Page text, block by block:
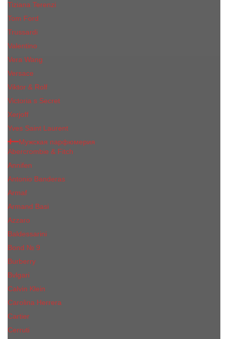
Tiziana Terenzi
Tom Ford
Trussardi
Valentino
Vera Wang
Versace
Viktor & Rolf
Victoria s Secret
Xerjoff
Yves Saint Laurent
Мужская парфюмерия
Abercrombie & Fitch
Annifen
Antonio Banderas
Armaf
Armand Basi
Azzaro
Baldessarini
Bond № 9
Burberry
Bvlgari
Calvin Klein
Carolina Herrera
Cartier
Cerruti